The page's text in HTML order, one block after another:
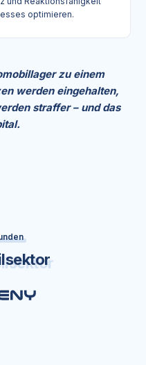
optimieren.
zu einem
werden eingehalten,
straffer – und das